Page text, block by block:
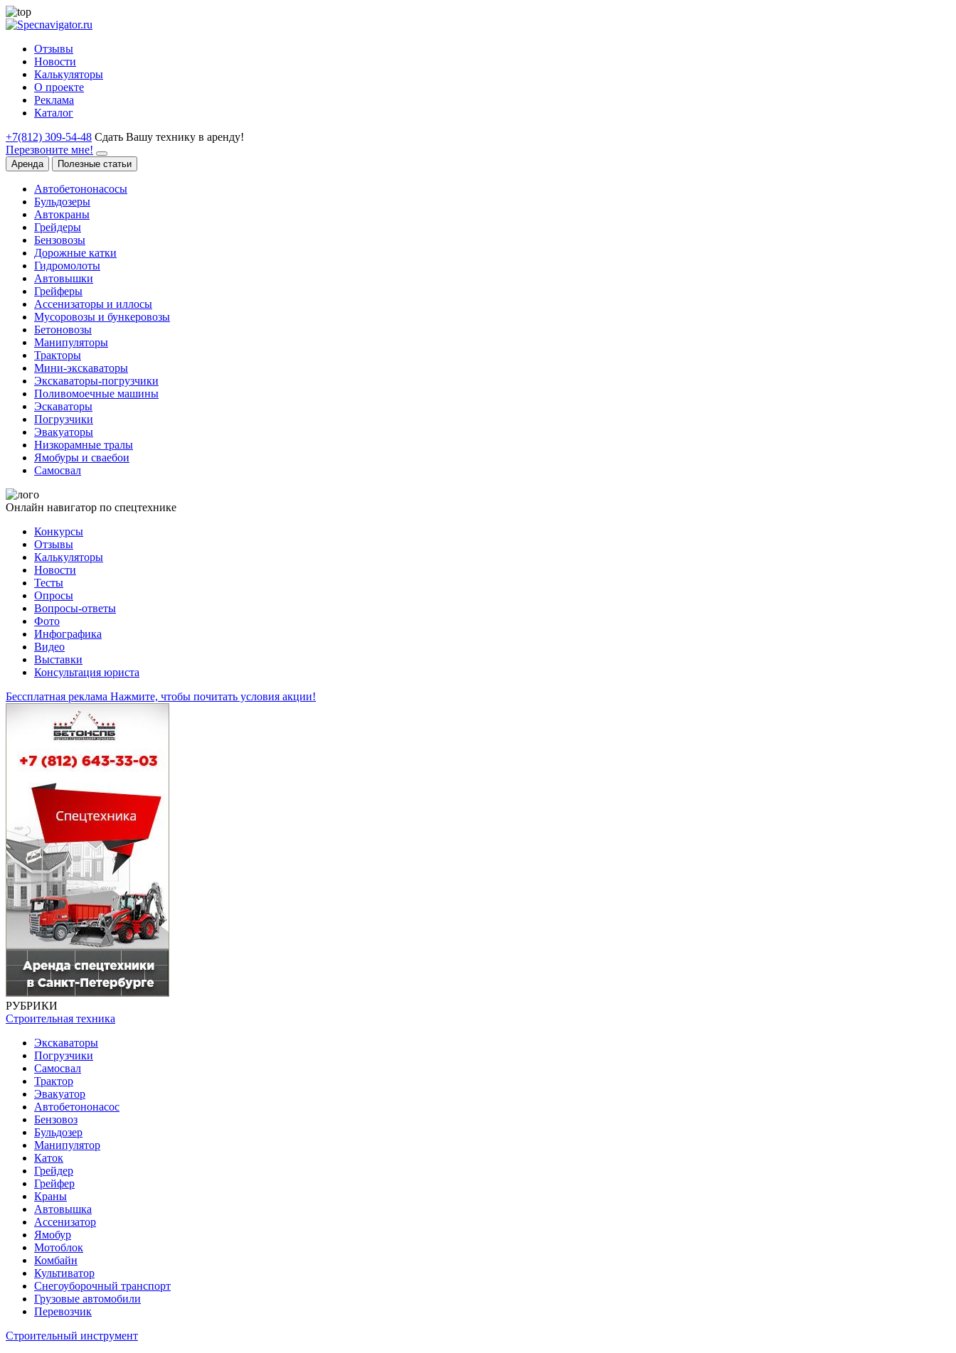
Отзывы
Новости
Калькуляторы
О проекте
Реклама
Каталог
+7(812) 309-54-48 Сдать Вашу технику в аренду!
Перезвоните мне!
Аренда Полезные статьи
Автобетононасосы
Бульдозеры
Автокраны
Грейдеры
Бензовозы
Дорожные катки
Гидромолоты
Автовышки
Грейферы
Ассенизаторы и иллосы
Мусоровозы и бункеровозы
Бетоновозы
Манипуляторы
Тракторы
Мини-экскаваторы
Экскаваторы-погрузчики
Поливомоечные машины
Эскаваторы
Погрузчики
Эвакуаторы
Низкорамные тралы
Ямобуры и сваебои
Самосвал
Онлайн навигатор по спецтехнике
Конкурсы
Отзывы
Калькуляторы
Новости
Тесты
Опросы
Вопросы-ответы
Фото
Инфографика
Видео
Выставки
Консультация юриста
Бессплатная реклама Нажмите, чтобы почитать условия акции!
РУБРИКИ
Строительная техника
Экскаваторы
Погрузчики
Самосвал
Трактор
Эвакуатор
Автобетононасос
Бензовоз
Бульдозер
Манипулятор
Каток
Грейдер
Грейфер
Краны
Автовышка
Ассенизатор
Ямобур
Мотоблок
Комбайн
Культиватор
Снегоуборочный транспорт
Грузовые автомобили
Перевозчик
Строительный инструмент